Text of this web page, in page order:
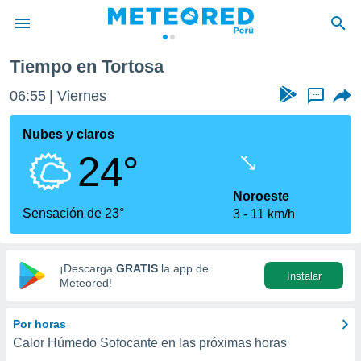
de
ha sido
calidad.
a este
las
y
digital
basada
Tiempo en Tortosa
06:55 Viernes ...
Nubes y claros
24°
Sensación de 23°
Noroeste
3
11 km/h
¡Descarga GRATIS la app de
Meteored!
Instalar
Por horas
Calor Húmedo Sofocante en las próximas horas